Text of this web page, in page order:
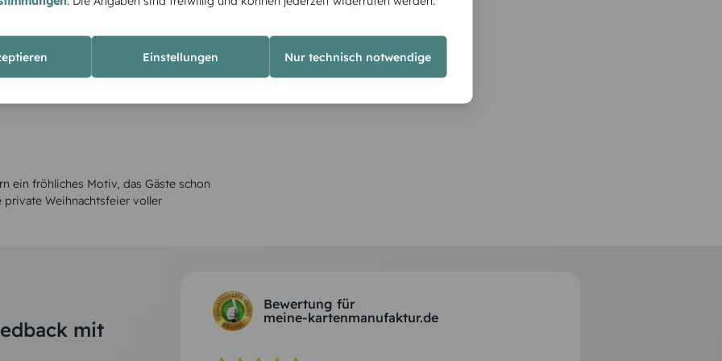
ein fröhliches Motiv, das Gäste schon
Weihnachtsfeier voller
mit
Bewertung für
meine-kartenmanufaktur.de
Einstellungen Nur technisch notwendige